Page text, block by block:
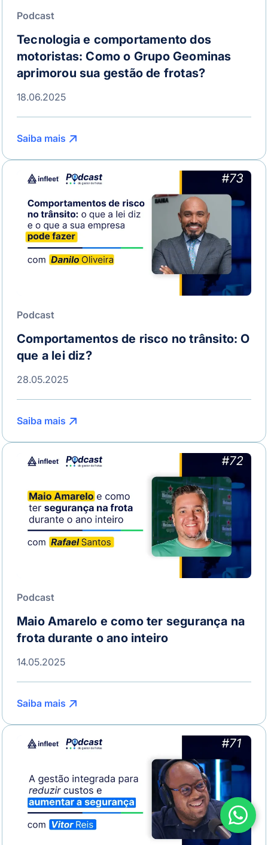
Podcast
Tecnologia e comportamento dos
motoristas: Como o Grupo Geominas
aprimorou sua gestão de frotas?
18.06.2025
Saiba mais
Podcast
Comportamentos de risco no trânsito: O
que a lei diz?
28.05.2025
Saiba mais
Podcast
Maio Amarelo e como ter segurança na
frota durante o ano inteiro
14.05.2025
Saiba mais